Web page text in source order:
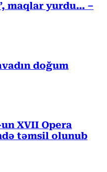
maqlar yurdu… –
doğum
XVII Opera
təmsil olunub